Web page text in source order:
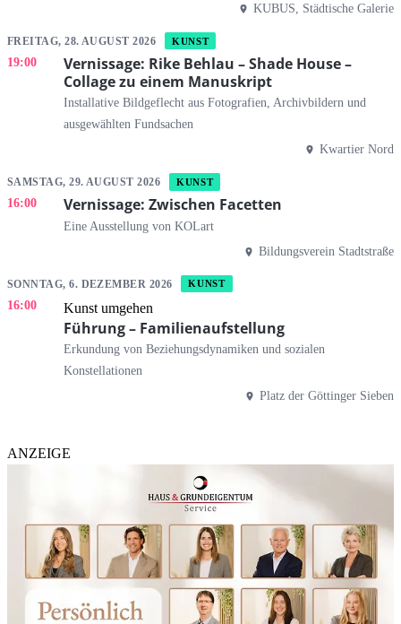
KUBUS, Städtische Galerie
FREITAG, 28. AUGUST 2026 KUNST
19:00
Vernissage: Rike Behlau – Shade House –
Collage zu einem Manuskript
Installative Bildgeflecht aus Fotografien, Archivbildern und
ausgewählten Fundsachen
Kwartier Nord
SAMSTAG, 29. AUGUST 2026 KUNST
16:00 Vernissage: Zwischen Facetten
Eine Ausstellung von KOLart
Bildungsverein Stadtstraße
SONNTAG, 6. DEZEMBER 2026 KUNST
16:00 Kunst umgehen
Führung – Familienaufstellung
Erkundung von Beziehungsdynamiken und sozialen
Konstellationen
Platz der Göttinger Sieben
ANZEIGE